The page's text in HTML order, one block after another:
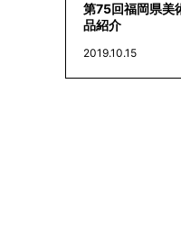
第75回福岡県美
品紹介
2019.10.15